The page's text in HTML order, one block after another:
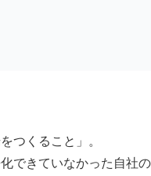
つくること」。
できていなかった自社